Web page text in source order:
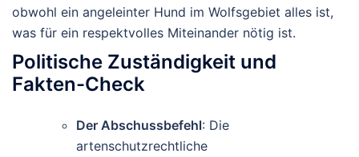
obwohl ein angeleinter Hund im Wolfsgebiet alles ist,
was für ein respektvolles Miteinander nötig ist.
Politische Zuständigkeit und
Fakten-Check
Der Abschussbefehl: Die
artenschutzrechtliche